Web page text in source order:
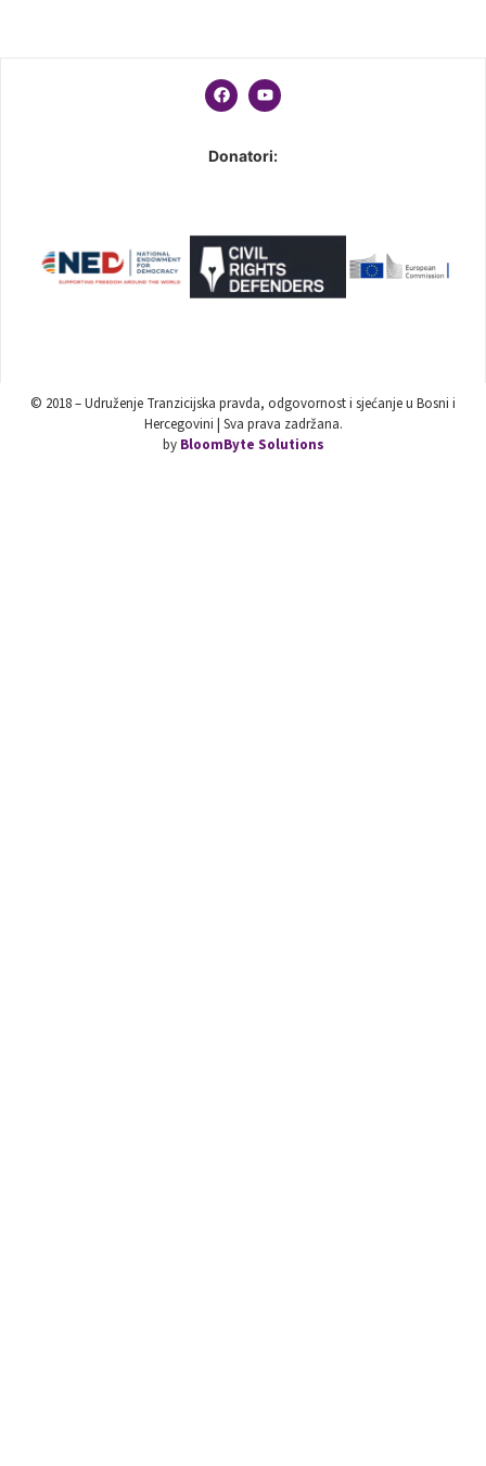
Donatori:
© 2018 – Udruženje Tranzicijska pravda, odgovornost i sjećanje u Bosni i
Hercegovini | Sva prava zadržana.
by BloomByte Solutions